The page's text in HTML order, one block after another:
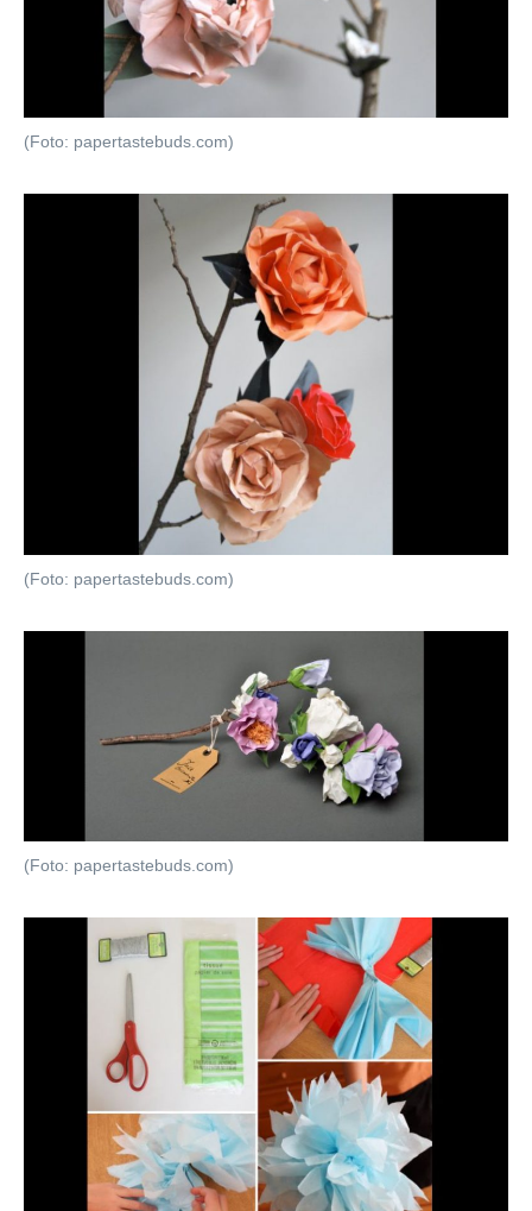
(Foto: papertastebuds.com)
(Foto: papertastebuds.com)
(Foto: papertastebuds.com)